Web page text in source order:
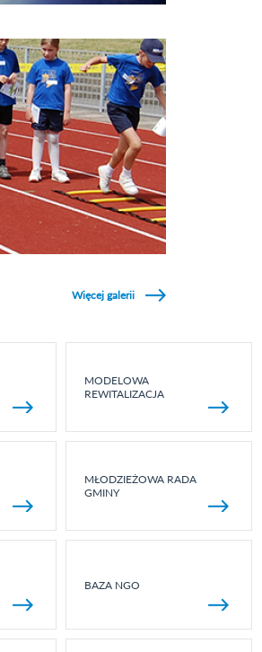
Więcej galerii
MODELOWA
REWITALIZACJA
MŁODZIEŻOWA RADA
GMINY
BAZA NGO